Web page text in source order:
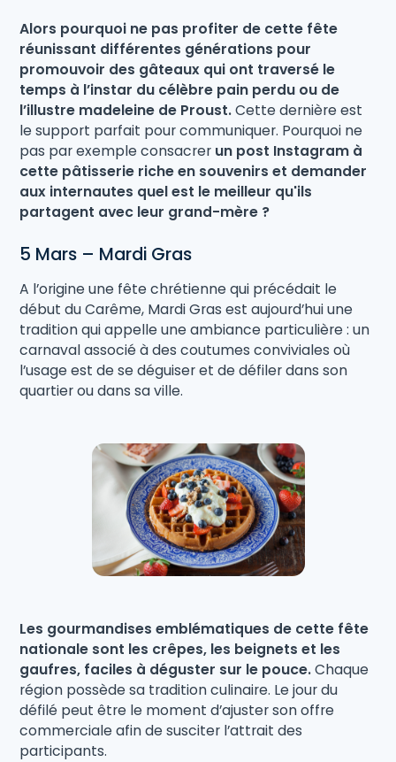
Alors pourquoi ne pas profiter de cette fête
réunissant différentes générations pour
promouvoir des gâteaux qui ont traversé le
temps à l’instar du célèbre pain perdu ou de
l’illustre madeleine de Proust.Cette dernière est
le support parfait pour communiquer. Pourquoi ne
pas par exemple consacrer un post Instagram à
cette pâtisserie riche en souvenirs et demander
aux internautes quel est le meilleur qu'ils
partagent avec leur grand-mère ?
5 Mars – Mardi Gras
A l’origine une fête chrétienne qui précédait le
début du Carême, Mardi Gras est aujourd’hui une
tradition qui appelle une ambiance particulière : un
carnaval associé à des coutumes conviviales où
l’usage est de se déguiser et de défiler dans son
quartier ou dans sa ville.
Les gourmandises emblématiques de cette fête
nationale sont les crêpes, les beignets et les
gaufres, faciles à déguster sur le pouce.Chaque
région possède sa tradition culinaire. Le jour du
défilé peut être le moment d’ajuster son offre
commerciale afin de susciter l’attrait des
participants.